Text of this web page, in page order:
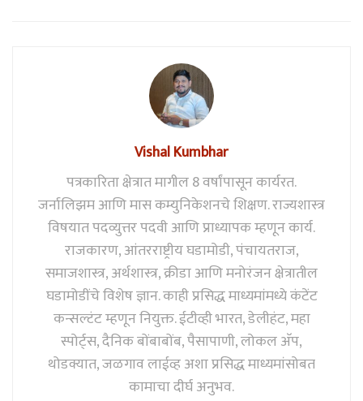
Vishal Kumbhar
पत्रकारिता क्षेत्रात मागील 8 वर्षांपासून कार्यरत.
जर्नालिझम आणि मास कम्युनिकेशनचे शिक्षण. राज्यशास्त्र
विषयात पदव्युत्तर पदवी आणि प्राध्यापक म्हणून कार्य.
राजकारण, आंतरराष्ट्रीय घडामोडी, पंचायतराज,
समाजशास्त्र, अर्थशास्त्र, क्रीडा आणि मनोरंजन क्षेत्रातील
घडामोडींचे विशेष ज्ञान. काही प्रसिद्ध माध्यमांमध्ये कंटेंट
कन्सल्टंट म्हणून नियुक्त. ईटीव्ही भारत, डेलीहंट, महा
स्पोर्ट्स, दैनिक बोंबाबोंब, पैसापाणी, लोकल अ‍ॅप,
थोडक्यात, जळगाव लाईव्ह अशा प्रसिद्ध माध्यमांसोबत
कामाचा दीर्घ अनुभव.